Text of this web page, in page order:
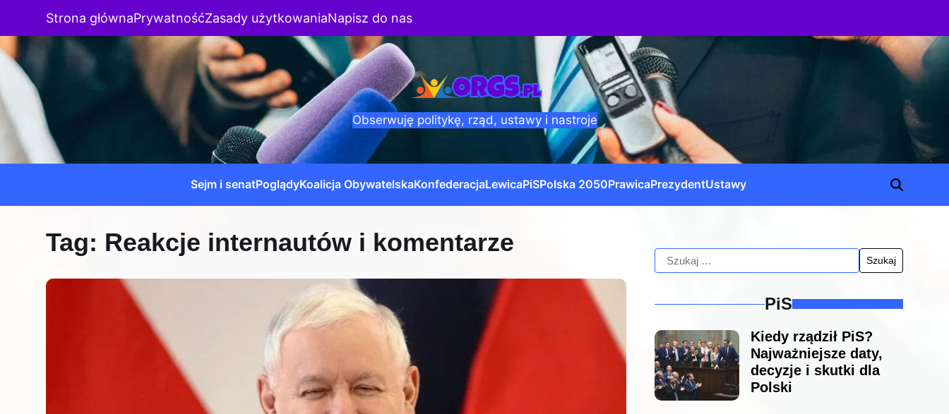
Strona głównaPrywatnośćZasady użytkowaniaNapisz do nas
Obserwuję politykę, rząd, ustawy i nastroje
Sejm i senatPoglądyKoalicja ObywatelskaKonfederacjaLewicaPiSPolska 2050PrawicaPrezydentUstawy
Tag: Reakcje internautów i komentarze
PiS
Kiedy rządził PiS?
Najważniejsze daty,
decyzje i skutki dla
Polski